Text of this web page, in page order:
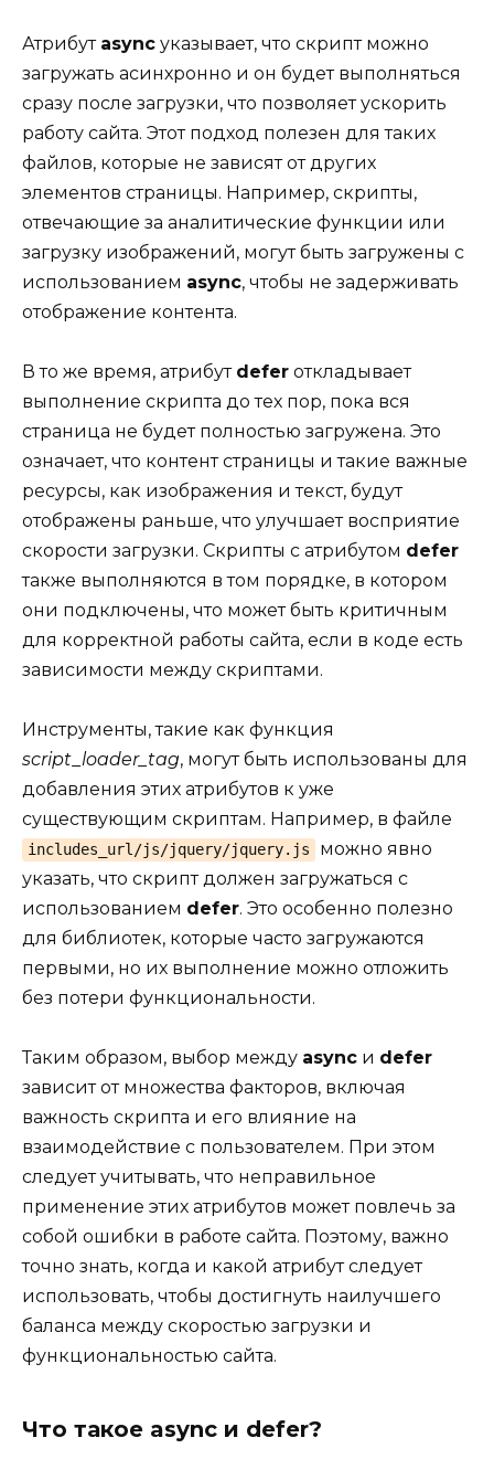
Атрибут async указывает, что скрипт можно
загружать асинхронно и он будет выполняться
сразу после загрузки, что позволяет ускорить
работу сайта. Этот подход полезен для таких
файлов, которые не зависят от других
элементов страницы. Например, скрипты,
отвечающие за аналитические функции или
загрузку изображений, могут быть загружены с
использованием async, чтобы не задерживать
отображение контента.
В то же время, атрибут defer откладывает
выполнение скрипта до тех пор, пока вся
страница не будет полностью загружена. Это
означает, что контент страницы и такие важные
ресурсы, как изображения и текст, будут
отображены раньше, что улучшает восприятие
скорости загрузки. Скрипты с атрибутом defer
также выполняются в том порядке, в котором
они подключены, что может быть критичным
для корректной работы сайта, если в коде есть
зависимости между скриптами.
Инструменты, такие как функция
script_loader_tag, могут быть использованы для
добавления этих атрибутов к уже
существующим скриптам. Например, в файле
includes_url/js/jquery/jquery.js
можно явно
указать, что скрипт должен загружаться с
использованием defer. Это особенно полезно
для библиотек, которые часто загружаются
первыми, но их выполнение можно отложить
без потери функциональности.
Таким образом, выбор между async и defer
зависит от множества факторов, включая
важность скрипта и его влияние на
взаимодействие с пользователем. При этом
следует учитывать, что неправильное
применение этих атрибутов может повлечь за
собой ошибки в работе сайта. Поэтому, важно
точно знать, когда и какой атрибут следует
использовать, чтобы достигнуть наилучшего
баланса между скоростью загрузки и
функциональностью сайта.
Что такое async и defer?